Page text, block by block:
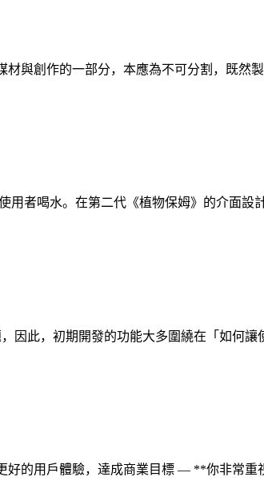
與創作的一部分，本應為不可分割，既然
用者喝水。在第二代《植物保姆》的介面
因此，初期開發的功能大多圍繞在「如何
的用戶體驗，達成商業目標 — **你非常